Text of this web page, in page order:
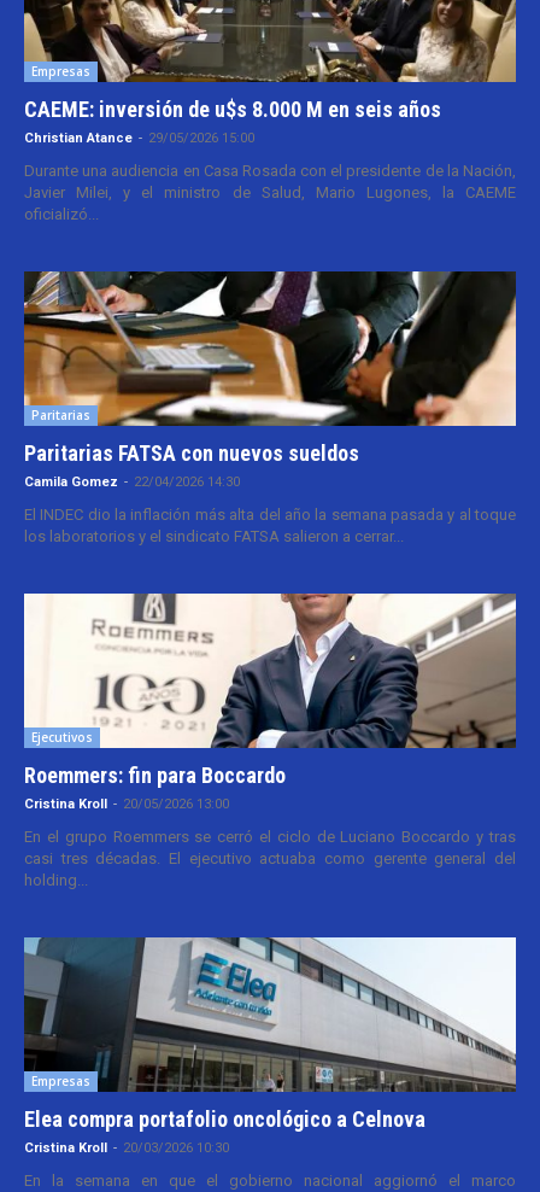
Empresas
CAEME: inversión de u$s 8.000 M en seis años
Christian Atance - 29/05/2026 15:00
Durante una audiencia en Casa Rosada con el presidente de la Nación,
Javier Milei, y el ministro de Salud, Mario Lugones, la CAEME
oficializó...
Paritarias
Paritarias FATSA con nuevos sueldos
Camila Gomez - 22/04/2026 14:30
El INDEC dio la inflación más alta del año la semana pasada y al toque
los laboratorios y el sindicato FATSA salieron a cerrar...
Ejecutivos
Roemmers: fin para Boccardo
Cristina Kroll - 20/05/2026 13:00
En el grupo Roemmers se cerró el ciclo de Luciano Boccardo y tras
casi tres décadas. El ejecutivo actuaba como gerente general del
holding...
Empresas
Elea compra portafolio oncológico a Celnova
Cristina Kroll - 20/03/2026 10:30
En la semana en que el gobierno nacional aggiornó el marco